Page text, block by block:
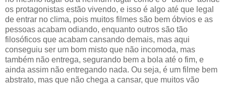
os protagonistas estão vivendo, e isso é algo até que legal
de entrar no clima, pois muitos filmes são bem óbvios e as
pessoas acabam odiando, enquanto outros são tão
filosóficos que acabam cansando demais, mas aqui
conseguiu ser um bom misto que não incomoda, mas
também não entrega, segurando bem a bola até o fim, e
ainda assim não entregando nada. Ou seja, é um filme bem
abstrato, mas que não chega a cansar, que muitos vão